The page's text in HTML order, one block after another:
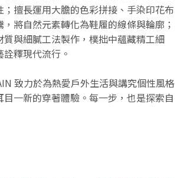
；擅長運用大膽的色彩拼接、手染印花布
將自然元素轉化為鞋履的線條與輪廓；
質與細膩工法製作，樸拙中蘊藏精工細
釋現代流行。
致力於為熱愛戶外生活與講究個性風格
目一新的穿著體驗。每一步，也是探索自